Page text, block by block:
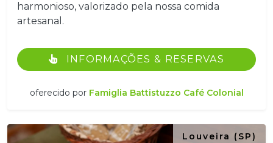
harmonioso, valorizado pela nossa comida
artesanal.
INFORMAÇÕES & RESERVAS
oferecido por Famiglia Battistuzzo Café Colonial
Louveira (SP)